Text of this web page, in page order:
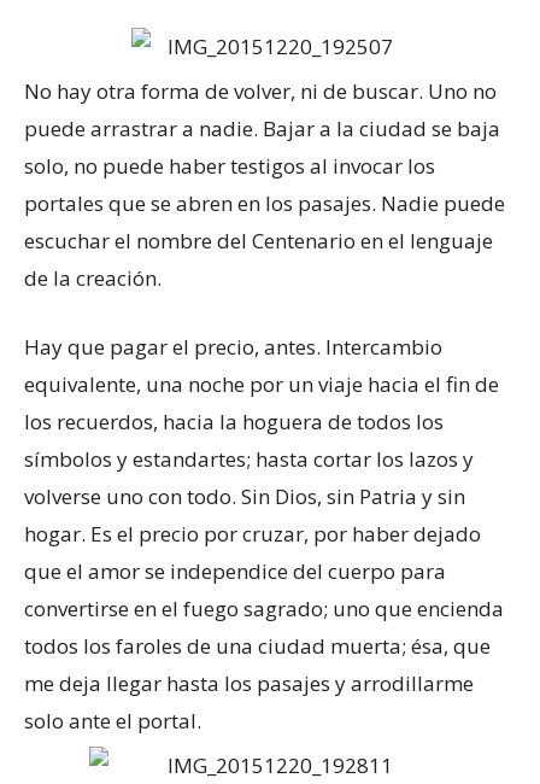
No hay otra forma de volver, ni de buscar. Uno no
puede arrastrar a nadie. Bajar a la ciudad se baja
solo, no puede haber testigos al invocar los
portales que se abren en los pasajes. Nadie puede
escuchar el nombre del Centenario en el lenguaje
de la creación.
Hay que pagar el precio, antes. Intercambio
equivalente, una noche por un viaje hacia el fin de
los recuerdos, hacia la hoguera de todos los
símbolos y estandartes; hasta cortar los lazos y
volverse uno con todo. Sin Dios, sin Patria y sin
hogar. Es el precio por cruzar, por haber dejado
que el amor se independice del cuerpo para
convertirse en el fuego sagrado; uno que encienda
todos los faroles de una ciudad muerta; ésa, que
me deja llegar hasta los pasajes y arrodillarme
solo ante el portal.